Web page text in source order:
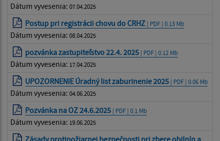
Dátum vyvesenia: 07.04.2025
Postup pri registrácii chovu do CRHZ | PDF | 0.13 Mb
Dátum vyvesenia: 08.04.2025
pozvánka zastupiteľstvo 22.4. 2025 | PDF | 0.12 Mb
Dátum vyvesenia: 17.04.2025
UPOZORNENIE Úradný list zaburinenie 2025 | PDF | 0.06 Mb
Dátum vyvesenia: 04.06.2025
Pozvánka na OZ 24.6.2025 | PDF | 0.1 Mb
Dátum vyvesenia: 19.06.2025